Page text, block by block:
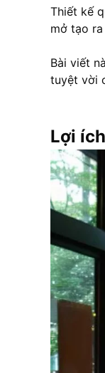
Thiết kế
mở tạo
Bài viết
tuyệt vời
Lợi